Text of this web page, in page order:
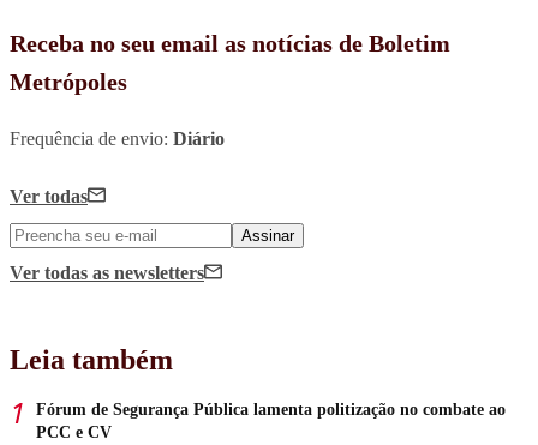
Receba no seu email as notícias de Boletim
Metrópoles
Frequência de envio: Diário
Ver todas
Assinar
Ver todas as newsletters
Leia também
Fórum de Segurança Pública lamenta politização no combate ao
PCC e CV